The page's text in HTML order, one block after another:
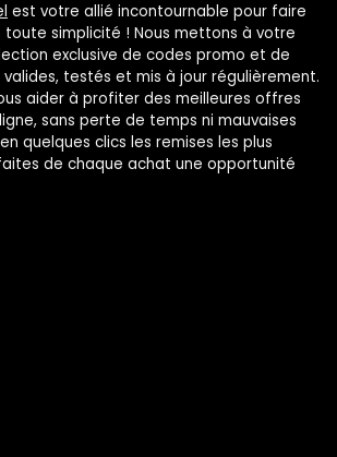
est votre allié incontournable pour faire
toute simplicité ! Nous mettons à votre
exclusive de codes promo et de
testés et mis à jour régulièrement.
aider à profiter des meilleures offres
sans perte de temps ni mauvaises
quelques clics les remises les plus
de chaque achat une opportunité